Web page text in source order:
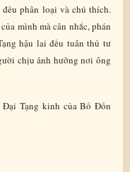
phân loại và chú thích.
mình mà cân nhắc, phán
hậu lai đều tuân thủ tư
chịu ảnh hưởng nơi ông
Tạng kinh của Bố Đốn